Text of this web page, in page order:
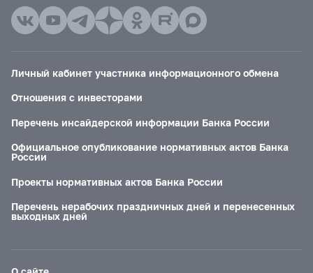
Личный кабинет участника информационного обмена
Отношения с инвесторами
Перечень инсайдерской информации Банка России
Официальное опубликование нормативных актов Банка
России
Проекты нормативных актов Банка России
Перечень нерабочих праздничных дней и перенесенных
выходных дней